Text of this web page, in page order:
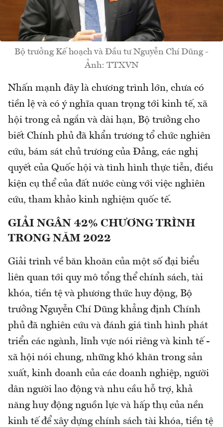
Bộ trưởng Kế hoạch và Đầu tư Nguyễn Chí Dũng -
Ảnh: TTXVN
Nhấn mạnh đây là chương trình lớn, chưa có
tiền lệ và có ý nghĩa quan trọng tới kinh tế, xã
hội trong cả ngắn và dài hạn, Bộ trưởng cho
biết Chính phủ đã khẩn trương tổ chức nghiên
cứu, bám sát chủ trương của Đảng, các nghị
quyết của Quốc hội và tình hình thực tiễn, điều
kiện cụ thể của đất nước cùng với việc nghiên
cứu, tham khảo kinh nghiệm quốc tế.
GIẢI NGÂN 42% CHƯƠNG TRÌNH
TRONG NĂM 2022
Giải trình về băn khoăn của một số đại biểu
liên quan tới quy mô tổng thể chính sách, tài
khóa, tiền tệ và phương thức huy động, Bộ
trưởng Nguyễn Chí Dũng khẳng định Chính
phủ đã nghiên cứu và đánh giá tình hình phát
triển các ngành, lĩnh vực nói riêng và kinh tế -
xã hội nói chung, những khó khăn trong sản
xuất, kinh doanh của các doanh nghiệp, người
dân người lao động và nhu cầu hỗ trợ, khả
năng huy động nguồn lực và hấp thụ của nền
kinh tế để xây dựng chính sách tài khóa, tiền tệ